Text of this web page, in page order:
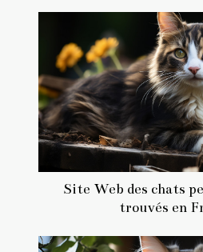
Site Web des chats
trouvés en